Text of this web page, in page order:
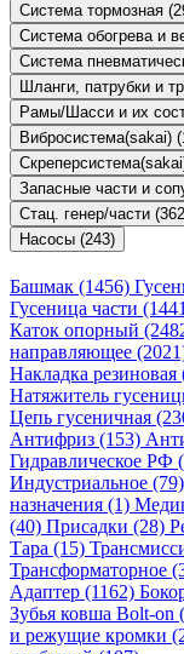
Система тормозная
Система обогрева и
Система
Шланги, патрубки и
Рамы/Шасси и их
Вибросистема(sakai)
Запасные части и
Стац. генер/части
Насосы (243)
Башмак (1456)
Гусеница части
Каток опорный
направляющее
Накладка резиновая
Натяжитель
Цепь гусеничная
Антифриз (153)
Гидравлическое РФ
Индустриальное (79)
назначения (1)
(40) Присадки (28)
Тара (15)
Трансформаторное
Адаптер (1162)
Зубья ковша Bolt-on
и режущие кромки